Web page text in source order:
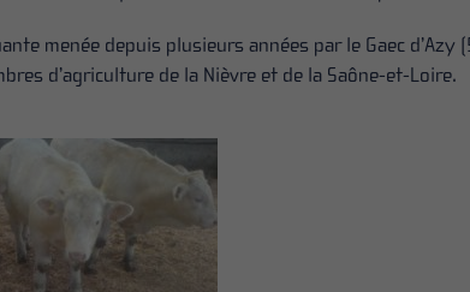
menée depuis plusieurs années par le Gaec d’Azy
d’agriculture de la Nièvre et de la Saône-et-Loire.